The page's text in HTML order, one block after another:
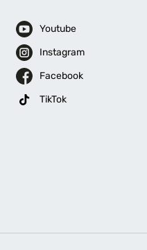
Youtube
Instagram
Facebook
TikTok